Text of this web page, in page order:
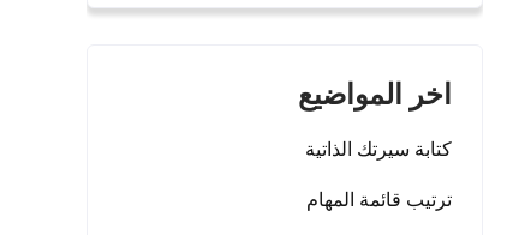
اخر المواضيع
كتابة سيرتك الذاتية
ترتيب قائمة المهام